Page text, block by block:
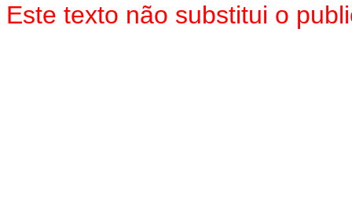
Este texto não substitui o